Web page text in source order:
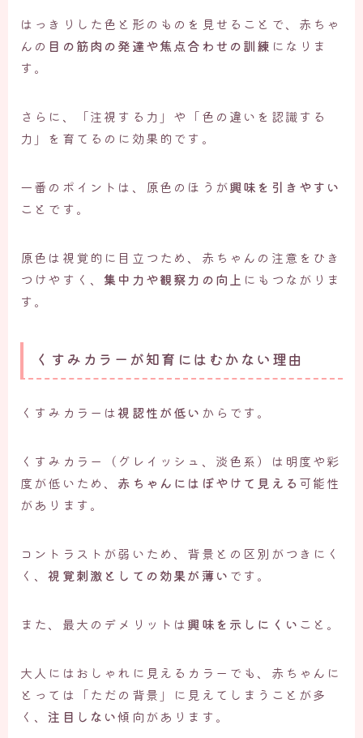
はっきりした色と形のものを見せることで、赤ちゃ
んの 目の筋肉の発達や焦点合わせの訓練 になりま
す。
さらに、「注視する力」や「色の違いを認識する
力」を育てるのに効果的です。
一番のポイントは、原色のほうが興味を引きやすい
ことです。
原色は視覚的に目立つため、赤ちゃんの注意をひき
つけやすく、 集中力や観察力の向上 にもつながりま
す。
くすみカラーが知育にはむかない理由
くすみカラーは視認性が低い からです。
くすみカラー（グレイッシュ、淡色系）は明度や彩
度が低いため、 赤ちゃんにはぼやけて見える 可能性
があります。
コントラストが弱いため、背景との区別がつきにく
く、視覚刺激としての効果が薄い です。
また、最大のデメリットは興味を示しにくい こと。
大人にはおしゃれに見えるカラーでも、赤ちゃんに
とっては「ただの背景」に見えてしまうことが多
く、注目しない傾向があります。